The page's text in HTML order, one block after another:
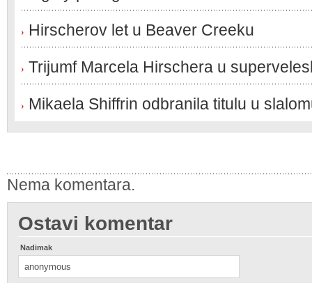
Hirscherov let u Beaver Creeku
Trijumf Marcela Hirschera u
Mikaela Shiffrin odbranila titulu u
Nema komentara.
Ostavi komentar
Nadimak